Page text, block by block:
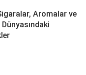
Aromalar ve